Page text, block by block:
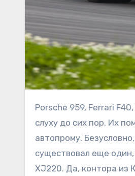
Porsche 959, Ferrari F40, McLaren F1, Lamborghini Diablo – эти суперкары с плакатов из детства у всех на
слуху до сих пор. Их
автопрому.
существовал еще
XJ220. Да, контора из